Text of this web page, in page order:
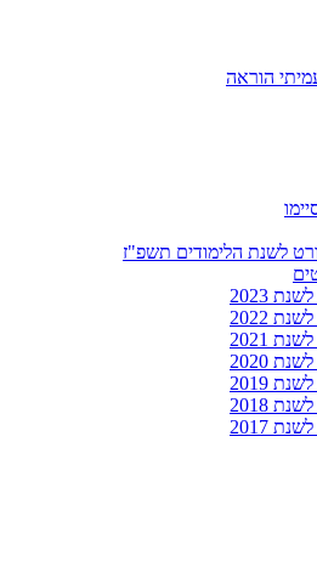
הוראה
לשנת הלימודים תשפ"ז
2023
2022
2021
2020
2019
2018
2017